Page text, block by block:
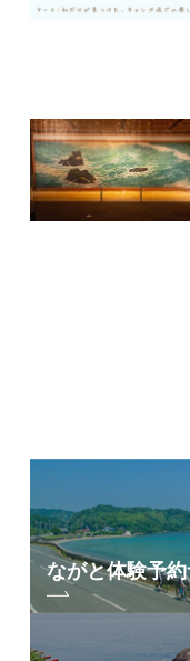
31
油谷・日置
ながと体験予約